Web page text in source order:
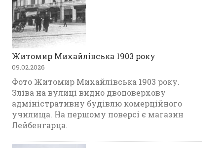
Житомир Михайлівська 1903 року
09.02.2026
Фото Житомир Михайлівська 1903 року.
Зліва на вулиці видно двоповерхову
адміністративну будівлю комерційного
училища. На першому поверсі є магазин
Лейбенгарца.